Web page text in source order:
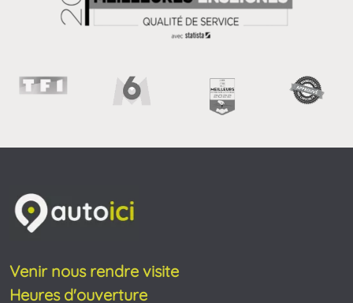
Venir nous rendre visite
Heures d'ouverture